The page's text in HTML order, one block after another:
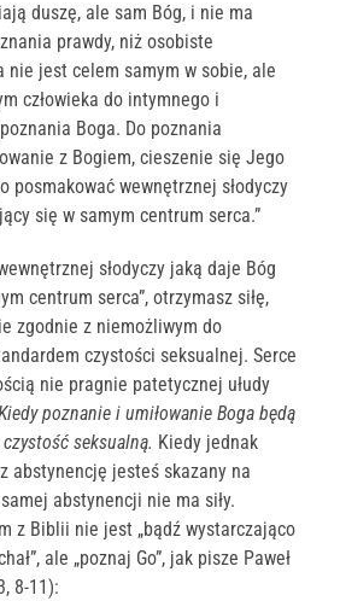
duszę, ale sam Bóg, i nie ma
prawdy, niż osobiste
nie jest celem samym w sobie, ale
człowieka do intymnego i
Boga. Do poznania
z Bogiem, cieszenie się Jego
posmakować wewnętrznej słodyczy
się w samym centrum serca.”
słodyczy jaką daje Bóg
centrum serca”, otrzymasz siłę,
zgodnie z niemożliwym do
czystości seksualnej. Serce
nie pragnie patetycznej ułudy
poznanie i umiłowanie Boga będą
seksualną. Kiedy jednak
abstynencję jesteś skazany na
abstynencji nie ma siły.
z Biblii nie jest „bądź wystarczająco
ale „poznaj Go”, jak pisze Paweł
8-11):